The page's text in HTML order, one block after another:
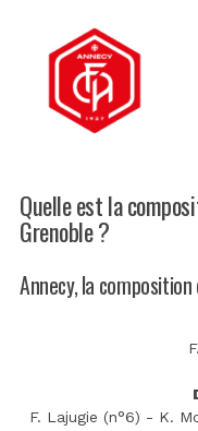
Quelle est la
Grenoble ?
Annecy, la
F. Lajugie (n°6) - K.